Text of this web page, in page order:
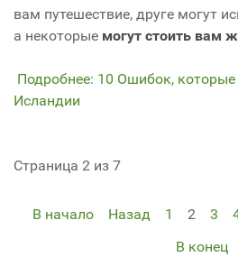
вам путешествие, друге могут
а некоторые могут стоить вам
Подробнее: 10 Ошибок,
Исландии
Страница 2 из 7
В начало Назад 1 2 3
В конец